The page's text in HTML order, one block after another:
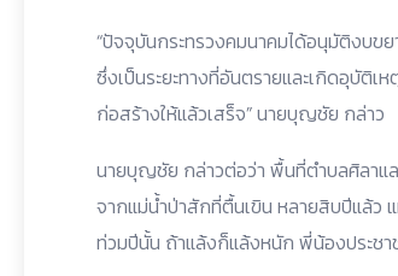
“ปัจจุบันกระทรวงคมนาคมได้อนุมัติงบขย
ซึ่งเป็นระยะทางที่อันตรายและเกิดอุบัติ
ก่อสร้างให้แล้วเสร็จ” นายบุญชัย กล่าว
นายบุญชัย กล่าวต่อว่า พื้นที่ตำบลศิลาแ
จากแม่น้ำป่าสักที่ตื้นเขิน หลายสิบปีแล้ว
ท่วมปีนั้น ถ้าแล้งก็แล้งหนัก พี่น้องประช